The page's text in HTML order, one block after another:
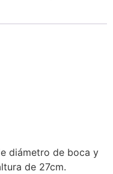
diámetro de boca y
de 27cm.